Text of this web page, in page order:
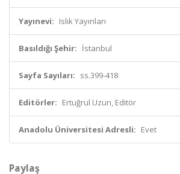
Yayınevi: Islık Yayınları
Basıldığı Şehir: İstanbul
Sayfa Sayıları: ss.399-418
Editörler: Ertuğrul Uzun, Editör
Anadolu Üniversitesi Adresli: Evet
Paylaş